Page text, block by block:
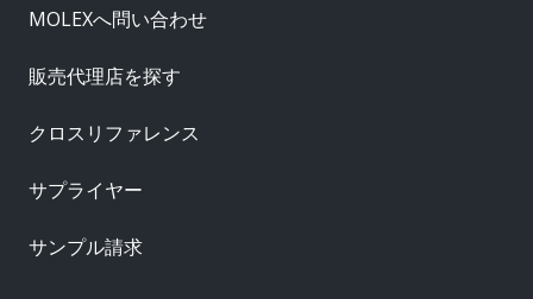
MOLEXへ問い合わせ
販売代理店を探す
クロスリファレンス
サプライヤー
サンプル請求